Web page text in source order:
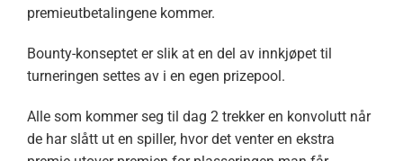
premieutbetalingene kommer.
Bounty-konseptet er slik at en del av innkjøpet til
turneringen settes av i en egen prizepool.
Alle som kommer seg til dag 2 trekker en konvolutt når
de har slått ut en spiller, hvor det venter en ekstra